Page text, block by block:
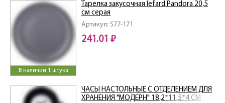
В наличии 1 штука
Артикул: 577-171
Тарелка закусочная lefard Pandora 20,5
см серая
241.01 ₽
ЧАСЫ НАСТОЛЬНЫЕ С ОТДЕЛЕНИЕМ ДЛЯ
ХРАНЕНИЯ "МОДЕРН" 18,2*11,5*4 СМ